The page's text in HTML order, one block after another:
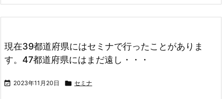
現在39都道府県にはセミナで行ったことがありま
す。47都道府県にはまだ遠し・・・
 2023年11月20日  セミナ